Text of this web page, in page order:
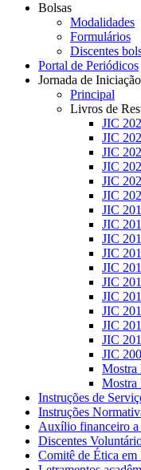
Bolsas
Modalidades
Formulários
Discentes
Portal de Periódicos
Jornada de
Principal
Livros de
JIC
JIC
JIC
JIC
JIC
JIC
JIC
JIC
JIC
JIC
JIC
JIC
JIC
JIC
JIC
JIC
JIC
Mostra
Mostra
Instruções de
Instruções
Auxílio financeiro a
Discentes
Comitê de Ética em